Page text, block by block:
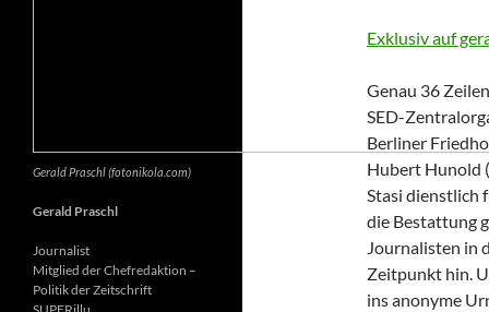
Exklusiv auf
Genau 36
SED-
Berliner
Hubert Hunold
Stasi dienstlich
die Bestattung
Journalisten in
Zeitpunkt hin.
ins anonyme
Gerald Praschl (fotonikola.com)
Gerald Praschl
Journalist
Mitglied der Chefredaktion –
Politik der Zeitschrift